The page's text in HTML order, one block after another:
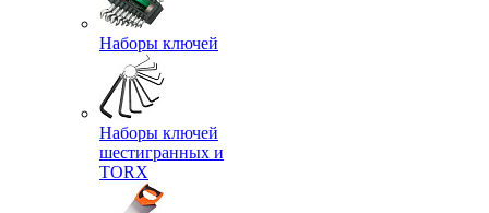
Наборы ключей
Наборы ключей
шестигранных и
TORX